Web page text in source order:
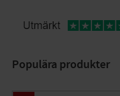
Populära produkter